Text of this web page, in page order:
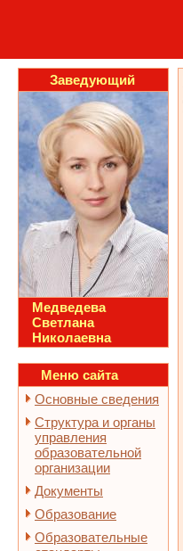
Заведующий
Медведева
Светлана
Николаевна
Меню сайта
Основные сведения
Структура и органы
управления
образовательной
организации
Документы
Образование
Образовательные